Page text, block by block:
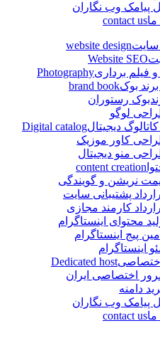
پیامک وب نگاران
contact us
website design
Website SEO
فیلم برداریPhotography
بوکbrand book
رستوران
لوگو
دیجیتالDigital catalog
کاور موزیک
منو دیجیتال
content creation
نریشن و گویندگی
پشتیبانی سایت
کارمند مجازی
محتوای اینستاگرام
پیج اینستاگرام
اینستاگرام
Dedicated host
اختصاصی ایران
دامنه
پیامک وب نگاران
contact us